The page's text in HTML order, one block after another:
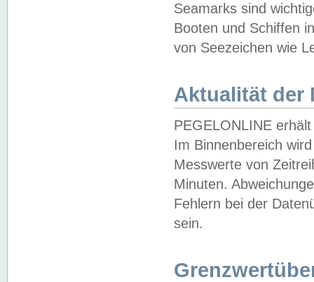
Seamarks sind
Booten und Schiffen
von Seezeichen wie
Aktualität der
PEGELONLINE
Im Binnenbereich
Messwerte von
Minuten.
Fehlern bei der
sein.